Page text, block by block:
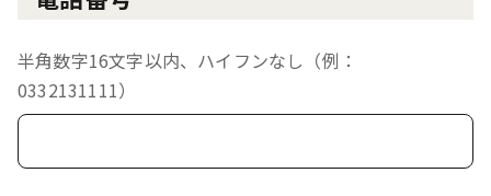
半角数字16文字以内、ハイフンなし（例：
0332131111）